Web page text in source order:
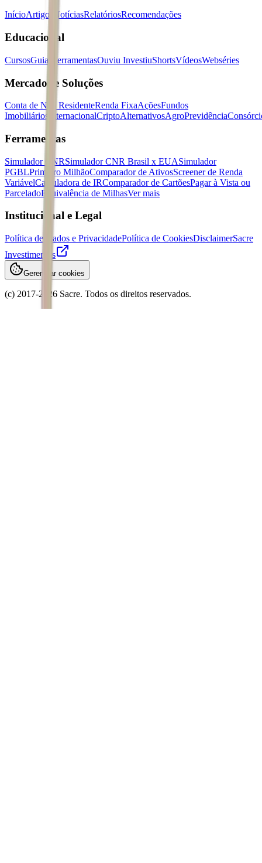
InícioArtigos NotíciasRelatóriosRecomendações
Educacional
CursosGuias FerramentasOuviu InvestiuShortsVídeosWebséries
Mercados e Soluções
Conta de Não ResidenteRenda FixaAçõesFundos
Imobiliários
InternacionalCriptoAlternativosAgroPrevidência
Ferramentas
Simulador CNRSimulador CNR Brasil x EUASimulador
PGBLPrimeiro MilhãoComparador de AtivosScreener de Renda
VariávelCalculadora de IRComparador de CartõesPagar à Vista ou
ParceladoEquivalência de MilhasVer mais
Institucional e Legal
Política de Dados e PrivacidadePolítica de CookiesDisclaimerSacre
Investimentos
Gerenciar cookies
(c) 2017-2026 Sacre. Todos os direitos reservados.